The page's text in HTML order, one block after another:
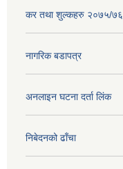
कर तथा शुल्कहरु २०७५/७६
नागरिक बडापत्र
अनलाइन घटना दर्ता लिंक
निबेदनको ढाँचा